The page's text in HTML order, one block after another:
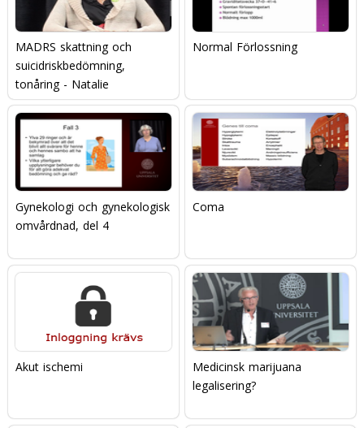
MADRS skattning och
suicidriskbedömning,
tonåring - Natalie
Normal Förlossning
Gynekologi och gynekologisk
omvårdnad, del 4
Coma
Akut ischemi
Medicinsk marijuana 
legalisering?